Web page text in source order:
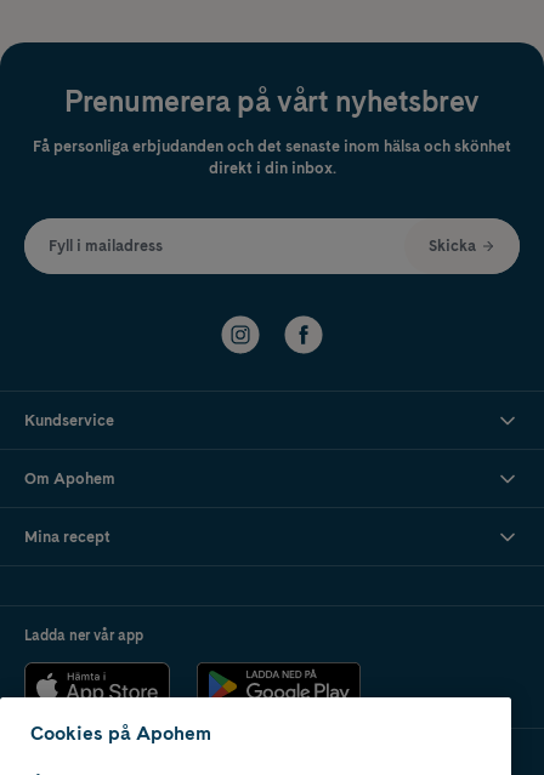
Prenumerera på vårt nyhetsbrev
Få personliga erbjudanden och det senaste inom hälsa och skönhet
direkt i din inbox.
Fyll i mailadress Skicka
Kundservice
Om Apohem
Mina recept
Ladda ner vår app
Cookies på Apohem